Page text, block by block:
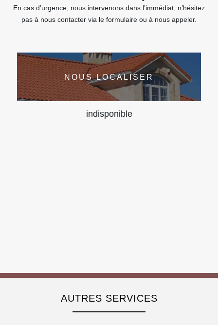
En cas d’urgence, nous intervenons dans l’immédiat, n’hésitez
pas à nous contacter via le formulaire ou à nous appeler.
NOUS LOCALISER
indisponible
AUTRES SERVICES